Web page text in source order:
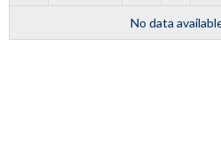
No data